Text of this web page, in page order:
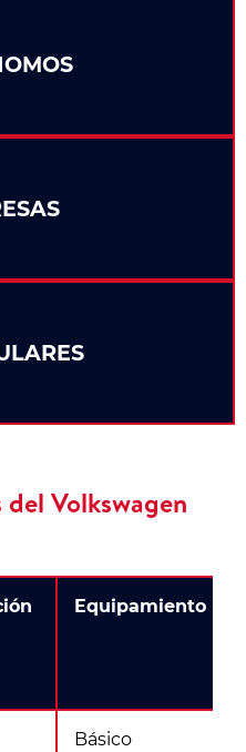
Volkswagen
Equipamiento
Básico